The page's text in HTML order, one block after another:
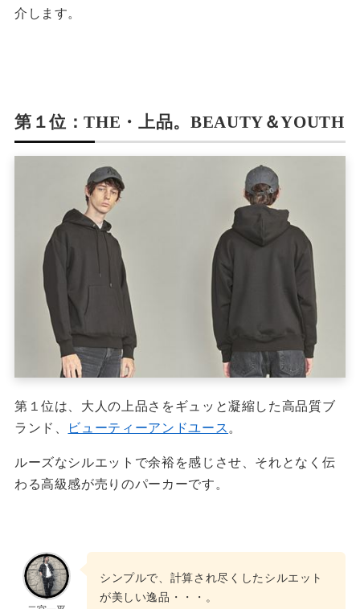
介します。
第１位：THE・上品。BEAUTY＆YOUTH
第１位は、大人の上品さをギュッと凝縮した高品質ブ
ランド、
ビューティーアンドユース 。
ルーズなシルエットで余裕を感じさせ、それとなく伝
わる高級感が売りのパーカーです。
シンプルで、計算され尽くしたシルエット
が美しい逸品・・・。